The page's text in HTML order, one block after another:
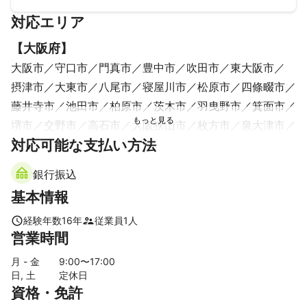
対応エリア
【大阪府】
大阪市 守口市 門真市 豊中市 吹田市
東大阪市
摂津市
大東市 八尾市 寝屋川市 松原市
四條畷市
藤井寺市
池田市 柏原市 茨木市 羽曳野市
箕面市
堺市
交野市 高石市 大阪狭山市 枚方市
泉大津市
高槻市
太子町 富田林市 忠岡町
島本町
貝塚市
能勢町
阪南市
【奈良県】
平群町 三郷町
上牧町
河合町 安堵町
奈良市
三宅町
橿原市
御所市
対応可能な支払い方法
銀行振込
基本情報
経験年数16年 従業員1 人
営業時間
月 - 金 9:00〜17:00
日, 土
定休日
資格・免許